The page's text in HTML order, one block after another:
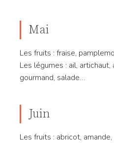
Mai
Les fruits : fraise,
Les légumes : ail,
gourmand, salade…
Juin
Les fruits : abricot,